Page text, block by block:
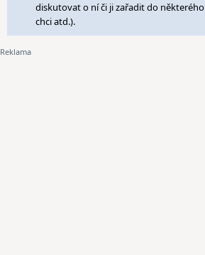
diskutovat o ní či ji zařadit do
chci atd.).